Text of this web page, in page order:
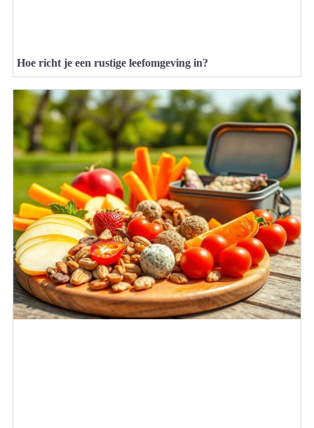
Hoe richt je een rustige leefomgeving in?